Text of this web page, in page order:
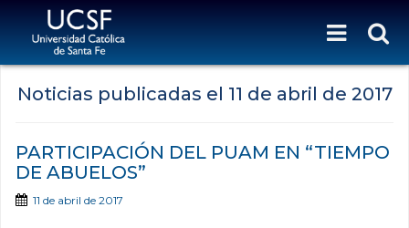
Noticias publicadas el 11 de abril de 2017
PARTICIPACIÓN DEL PUAM EN “TIEMPO
DE ABUELOS”
11 de abril de 2017